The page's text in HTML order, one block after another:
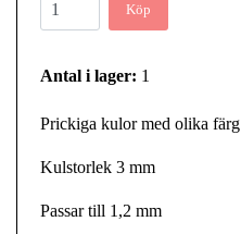
Köp
Antal i lager: 1
Prickiga kulor med olika färg
Kulstorlek 3 mm
Passar till 1,2 mm